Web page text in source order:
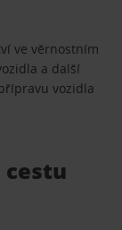
ve věrnostním
a další
vozidla
cestu